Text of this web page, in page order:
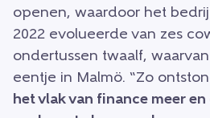
openen, waardoor het
2022 evolueerde van zes
ondertussen twaalf,
eentje in Malmö. “Zo
het vlak van finance meer